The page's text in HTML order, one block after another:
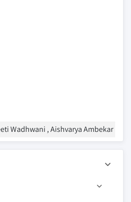
Wadhwani , Aishvarya Ambekar